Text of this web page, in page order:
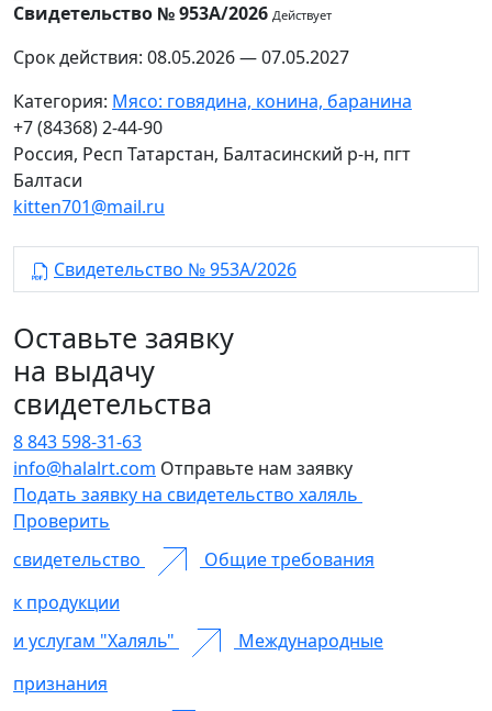
Свидетельство № 953А/2026 Действует
Срок действия: 08.05.2026 — 07.05.2027
Категория: Мясо: говядина, конина, баранина
+7 (84368) 2-44-90
Россия, Респ Татарстан, Балтасинский р-н, пгт
Балтаси
kitten701@mail.ru
Свидетельство № 953А/2026
Оставьте заявку
на выдачу
свидетельства
8 843 598-31-63
info@halalrt.com Отправьте нам заявку
Подать заявку на свидетельство халяль
Проверить
свидетельство
Общие требования
к продукции
и услугам "Халяль"
Международные
признания